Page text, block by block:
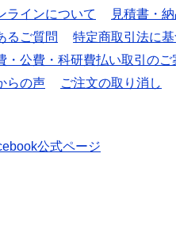
ラインについて
見積書・
るご質問
特定商取引法に
・公費・科研費払い取引のご
らの声 ご注文の取り消し
公式ページ